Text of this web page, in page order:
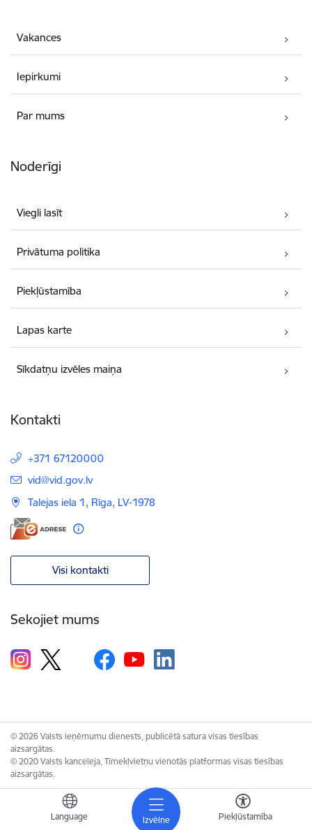
Izvēlne
Language Piekļūstamība
Vakances
Iepirkumi
Par mums
Noderīgi
Viegli lasīt
Privātuma politika
Piekļūstamība
Lapas karte
Sīkdatņu izvēles maiņa
Kontakti
+371 67120000
E-pasts:
vid@vid.gov.lv
Talejas iela 1, Rīga, LV-1978
Visi kontakti
Sekojiet mums
© 2026 Valsts ieņēmumu dienests, publicētā satura visas tiesības
aizsargātas.
© 2020 Valsts kanceleja, Tīmekļvietņu vienotās platformas visas tiesības
aizsargātas.